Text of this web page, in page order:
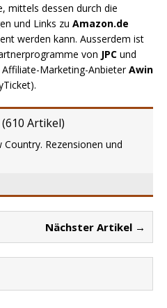
mittels dessen durch die
und Links zu Amazon.de
werden kann. Ausserdem ist
von JPC und
Marketing-AnbieterAwin
(610 Artikel)
Rezensionen und
Nächster Artikel →